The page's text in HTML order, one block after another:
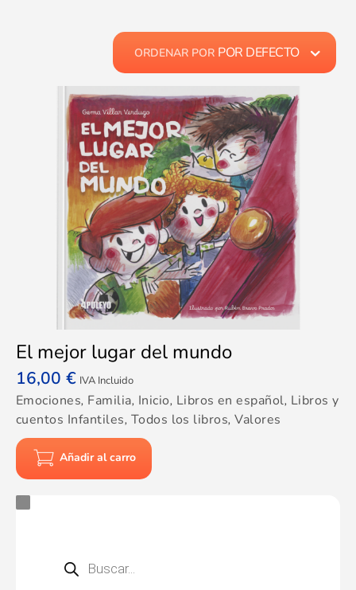
ORDENAR POR POR DEFECTO
El mejor lugar del mundo
16,00 € IVA Incluido
Emociones, Familia, Inicio, Libros en español, Libros y
cuentos Infantiles, Todos los libros,Valores
Añadir al carro